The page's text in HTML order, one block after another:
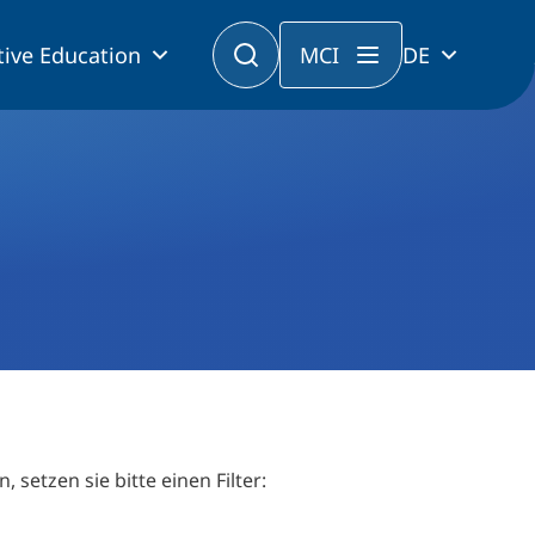
Education MCI DE
setzen sie bitte einen Filter: